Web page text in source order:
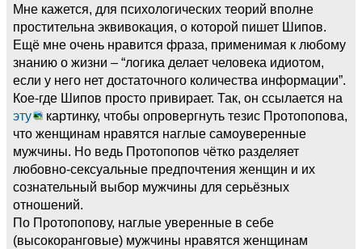
Мне кажется, для психологических теорий вполне
простительна эквивокация, о которой пишет Шипов.
Ещё мне очень нравится фраза, применимая к любому
знанию о жизни – “логика делает человека идиотом,
если у него нет достаточного количества информации”.
Кое-где Шипов просто привирает. Так, он ссылается на
эту
картинку, чтобы опровергнуть тезис Протопопова,
что женщинам нравятся наглые самоуверенные
мужчины. Но ведь Протопопов чётко разделяет
любовно-сексуальные предпочтения женщин и их
сознательный выбор мужчины для серьёзных
отношений.
По Протопопову, наглые уверенные в себе
(высокоранговые) мужчины нравятся женщинам